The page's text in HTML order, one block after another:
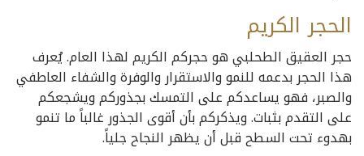
الحجر الكريم
حجر العقيق الطحلبي هو حجركم الكريم لهذا العام. يُعرف
هذا الحجر بدعمه للنمو والاستقرار والوفرة والشفاء العاطفي
والصبر، فهو يساعدكم على التمسك بجذوركم ويشجعكم
على التقدم بثبات. ويذكركم بأن أقوى الجذور غالباً ما تنمو
بهدوء تحت السطح قبل أن يظهر النجاح جلياً.